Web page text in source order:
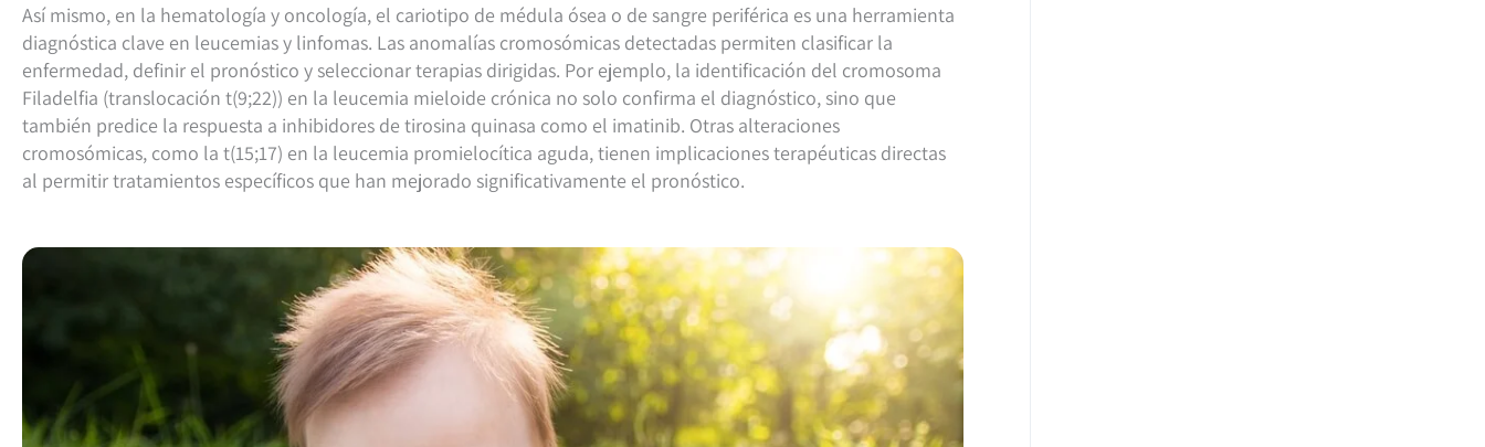
Así mismo, en la hematología y oncología, el cariotipo de médula ósea o de sangre periférica es una herramienta
diagnóstica clave en leucemias y linfomas. Las anomalías cromosómicas detectadas permiten clasificar la
enfermedad, definir el pronóstico y seleccionar terapias dirigidas. Por ejemplo, la identificación del cromosoma
Filadelfia (translocación t(9;22)) en la leucemia mieloide crónica no solo confirma el diagnóstico, sino que
también predice la respuesta a inhibidores de tirosina quinasa como el imatinib. Otras alteraciones
cromosómicas, como la t(15;17) en la leucemia promielocítica aguda, tienen implicaciones terapéuticas directas
al permitir tratamientos específicos que han mejorado significativamente el pronóstico.